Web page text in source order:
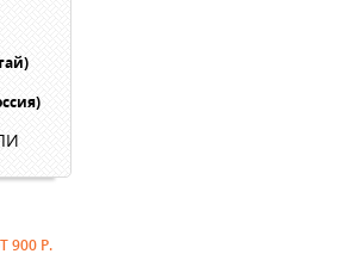
900 Р.